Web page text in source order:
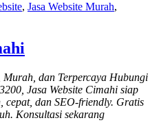
, Jasa Website Murah,
Murah, dan Terpercaya Hubungi
Jasa Website Cimahi siap
cepat, dan SEO-friendly. Gratis
Konsultasi sekarang